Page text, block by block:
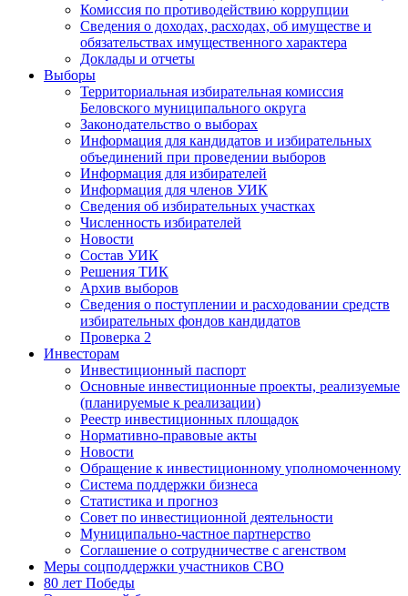
Комиссия по противодействию коррупции
Сведения о доходах, расходах, об имуществе и
обязательствах имущественного характера
Доклады и отчеты
Выборы
Территориальная избирательная комиссия
Беловского муниципального округа
Законодательство о выборах
Информация для кандидатов и избирательных
объединений при проведении выборов
Информация для избирателей
Информация для членов УИК
Сведения об избирательных участках
Численность избирателей
Новости
Состав УИК
Решения ТИК
Архив выборов
Сведения о поступлении и расходовании средств
избирательных фондов кандидатов
Проверка 2
Инвесторам
Инвестиционный паспорт
Основные инвестиционные проекты, реализуемые
(планируемые к реализации)
Реестр инвестиционных площадок
Нормативно-правовые акты
Новости
Обращение к инвестиционному уполномоченному
Система поддержки бизнеса
Статистика и прогноз
Совет по инвестиционной деятельности
Муниципально-частное партнерство
Соглашение о сотрудничестве с агенством
Меры соцподдержки участников СВО
80 лет Победы